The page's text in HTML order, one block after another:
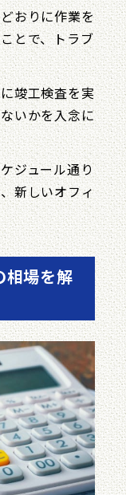
おりに作業を
とで、トラブ
竣工検査を実
いかを入念に
ジュール通り
新しいオフィ
相場を解